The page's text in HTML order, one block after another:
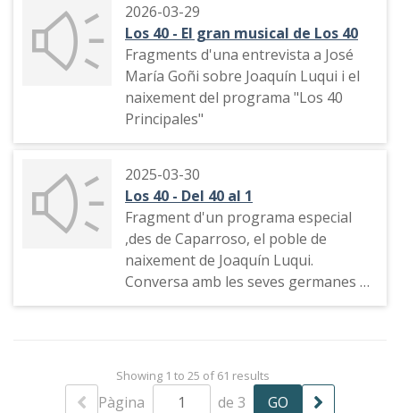
Luqui.
Fragment de "El gran musical" amb
Pepe Domingo Castaño.
El grup musical "Presuntos
implicados" i Ana Torroja de
"Mecano" parlen de Joaquín Luqui.
2026-03-29
Los 40 - El gran musical de Los 40
Fragments d'una entrevista a José
María Goñi sobre Joaquín Luqui i el
naixement del programa "Los 40
Principales"
2025-03-30
Los 40 - Del 40 al 1
Fragment d'un programa especial
,des de Caparroso, el poble de
naixement de Joaquín Luqui.
Conversa amb les seves germanes el
dia després del seu incinerament.
Showing 1 to 25 of 61 results
Pàgina de 3